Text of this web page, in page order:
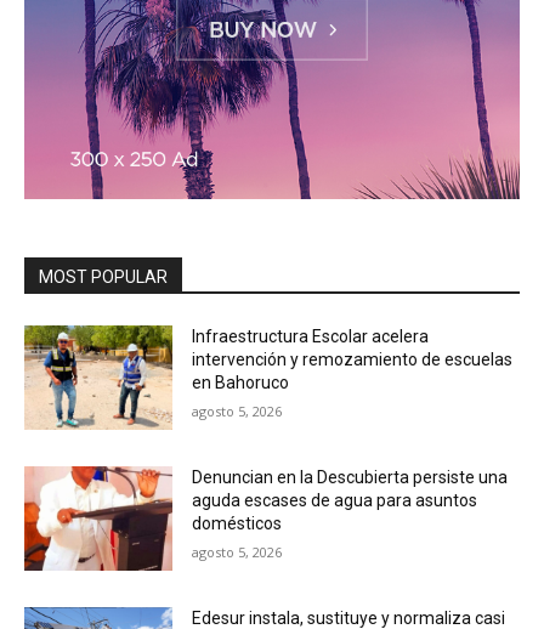
MOST POPULAR
Infraestructura Escolar acelera
intervención y remozamiento de escuelas
en Bahoruco
agosto 5, 2026
Denuncian en la Descubierta persiste una
aguda escases de agua para asuntos
domésticos
agosto 5, 2026
Edesur instala, sustituye y normaliza casi